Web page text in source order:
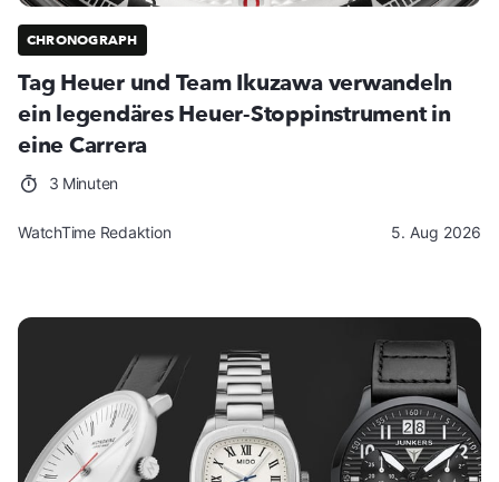
CHRONOGRAPH
Tag Heuer und Team Ikuzawa verwandeln
ein legendäres Heuer-Stoppinstrument in
eine Carrera
3 Minuten
WatchTime Redaktion 5. Aug 2026